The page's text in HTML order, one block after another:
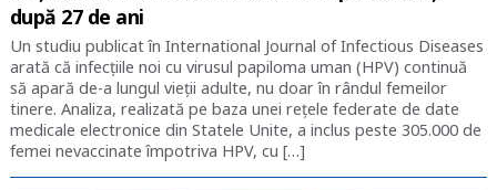
după 27 de ani
Un studiu publicat în International Journal of Infectious Diseases
arată că infecțiile noi cu virusul papiloma uman (HPV) continuă
să apară de-a lungul vieții adulte, nu doar în rândul femeilor
tinere. Analiza, realizată pe baza unei rețele federate de date
medicale electronice din Statele Unite, a inclus peste 305.000 de
femei nevaccinate împotriva HPV, cu […]